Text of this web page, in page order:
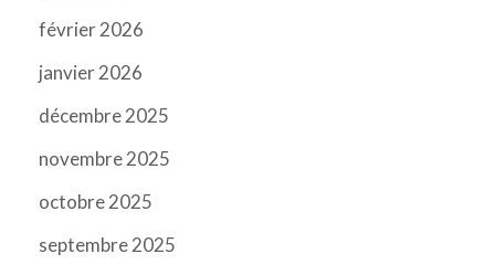
février 2026
janvier 2026
décembre 2025
novembre 2025
octobre 2025
septembre 2025